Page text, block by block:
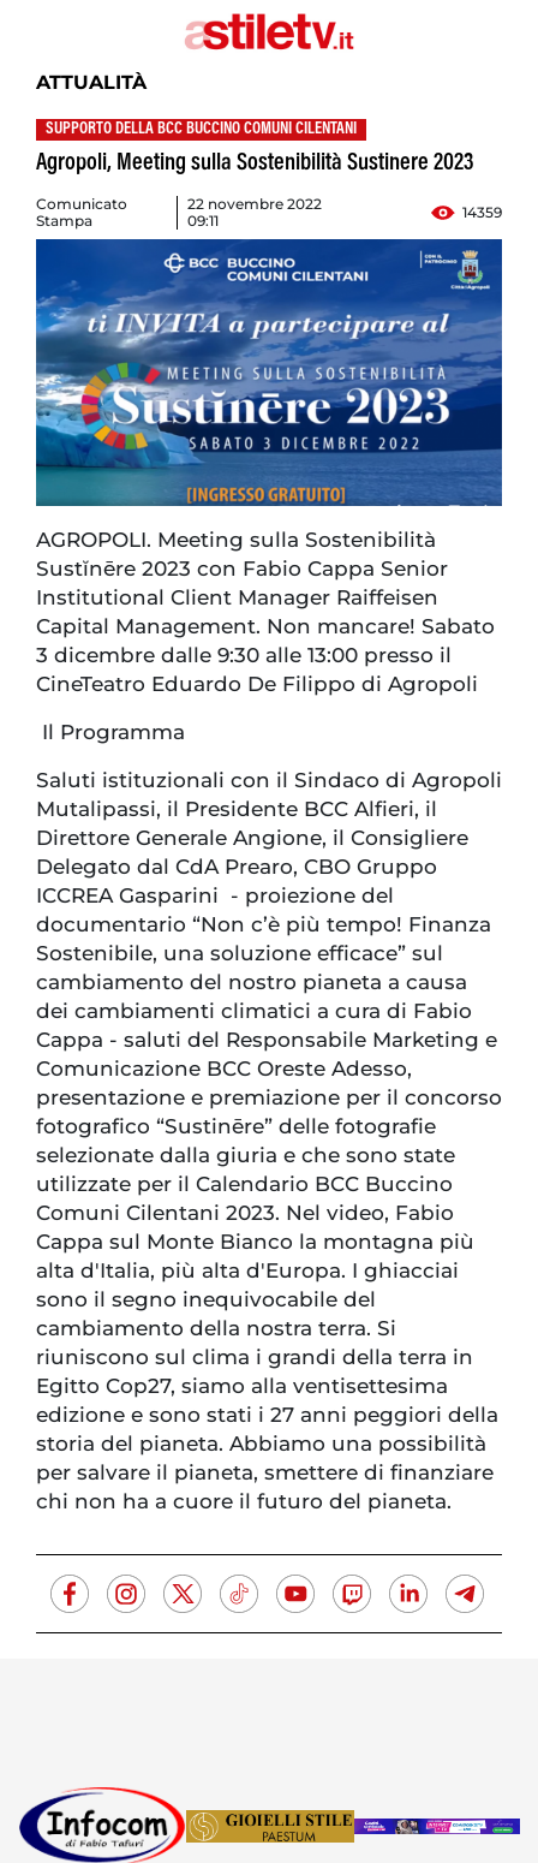
ATTUALITÀ
SUPPORTO DELLA BCC BUCCINO COMUNI CILENTANI
Agropoli, Meeting sulla Sostenibilità Sustinere 2023
Comunicato
Stampa
22 novembre 2022
09:11
14359
AGROPOLI. Meeting sulla Sostenibilità
Sustĭnēre 2023 con Fabio Cappa Senior
Institutional Client Manager Raiffeisen
Capital Management. Non mancare! Sabato
3 dicembre dalle 9:30 alle 13:00 presso il
CineTeatro Eduardo De Filippo di Agropoli
Il Programma
Saluti istituzionali con il Sindaco di Agropoli
Mutalipassi, il Presidente BCC Alfieri, il
Direttore Generale Angione, il Consigliere
Delegato dal CdA Prearo, CBO Gruppo
ICCREA Gasparini - proiezione del
documentario “Non c’è più tempo! Finanza
Sostenibile, una soluzione efficace” sul
cambiamento del nostro pianeta a causa
dei cambiamenti climatici a cura di Fabio
Cappa - saluti del Responsabile Marketing e
Comunicazione BCC Oreste Adesso,
presentazione e premiazione per il concorso
fotografico “Sustinēre” delle fotografie
selezionate dalla giuria e che sono state
utilizzate per il Calendario BCC Buccino
Comuni Cilentani 2023. Nel video, Fabio
Cappa sul Monte Bianco la montagna più
alta d'Italia, più alta d'Europa. I ghiacciai
sono il segno inequivocabile del
cambiamento della nostra terra. Si
riuniscono sul clima i grandi della terra in
Egitto Cop27, siamo alla ventisettesima
edizione e sono stati i 27 anni peggiori della
storia del pianeta. Abbiamo una possibilità
per salvare il pianeta, smettere di finanziare
chi non ha a cuore il futuro del pianeta.